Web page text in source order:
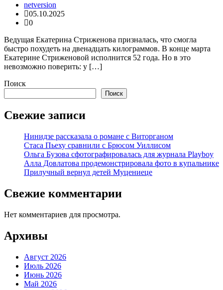
netversion
05.10.2025
0
Ведущая Екатерина Стриженова призналась, что смогла
быстро похудеть на двенадцать килограммов. В конце марта
Екатерине Стриженовой исполнится 52 года. Но в это
невозможно поверить: у […]
Поиск
Поиск
Свежие записи
Нинидзе рассказала о романе с Виторганом
Стаса Пьеху сравнили с Брюсом Уиллисом
Ольга Бузова сфотографировалась для журнала Playboy
Алла Довлатова продемонстрировала фото в купальнике
Прилучный вернул детей Муцениеце
Свежие комментарии
Нет комментариев для просмотра.
Архивы
Август 2026
Июль 2026
Июнь 2026
Май 2026